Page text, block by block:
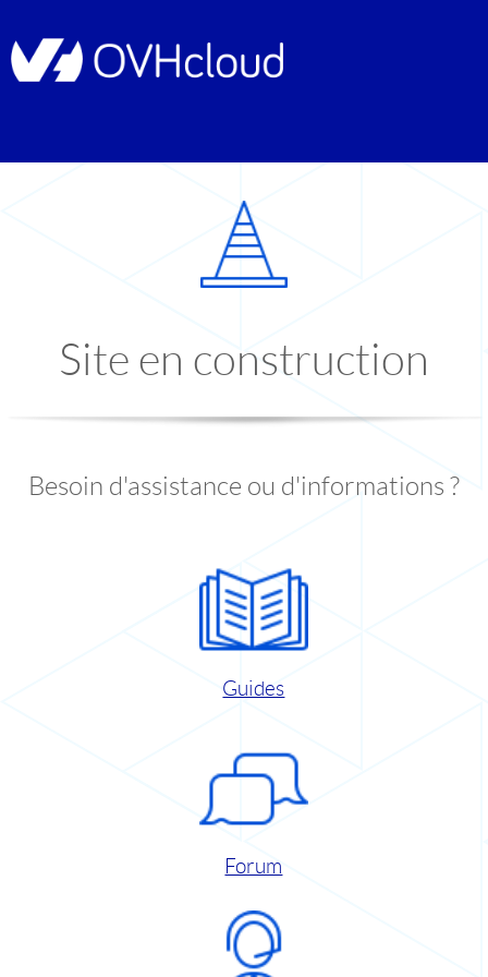
Site en construction
Besoin d'assistance ou d'informations ?
Guides
Forum